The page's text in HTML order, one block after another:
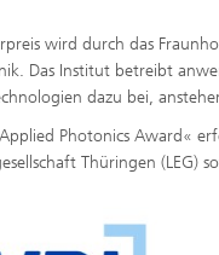
wird durch das
Das Institut betreibt
dazu bei,
Photonics Award«
Thüringen (LEG)